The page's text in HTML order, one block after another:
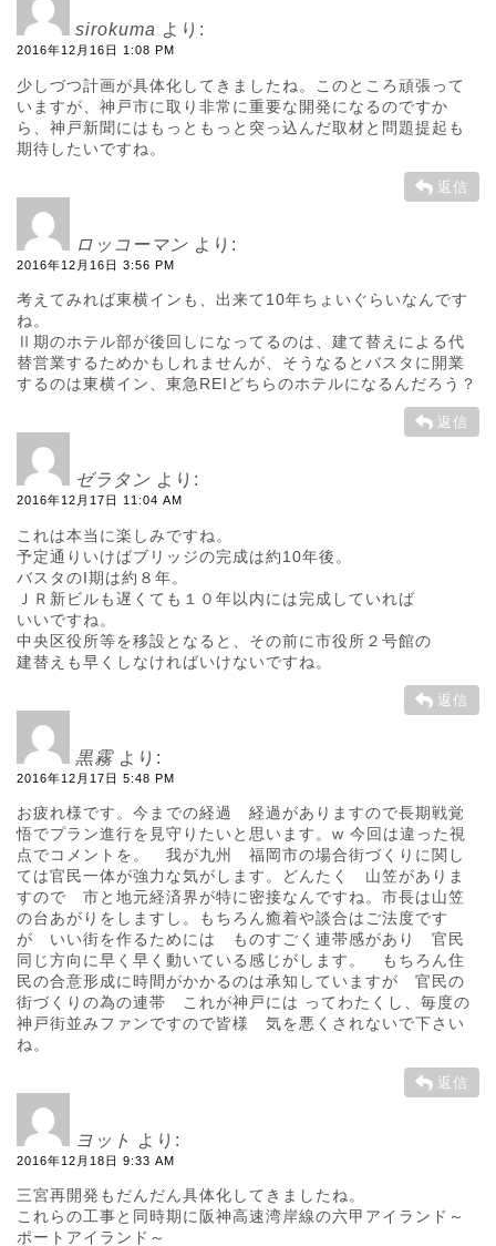
sirokuma より:
2016年12月16日 1:08 PM
少しづつ計画が具体化してきましたね。このところ頑張って
いますが、神戸市に取り非常に重要な開発になるのですか
ら、神戸新聞にはもっともっと突っ込んだ取材と問題提起も
期待したいですね。
返信
ロッコーマン より:
2016年12月16日 3:56 PM
考えてみれば東横インも、出来て10年ちょいぐらいなんです
ね。
Ⅱ期のホテル部が後回しになってるのは、建て替えによる代
替営業するためかもしれませんが、そうなるとバスタに開業
するのは東横イン、東急REIどちらのホテルになるんだろう？
返信
ゼラタン より:
2016年12月17日 11:04 AM
これは本当に楽しみですね。
予定通りいけばブリッジの完成は約10年後。
バスタのI期は約８年。
ＪＲ新ビルも遅くても１０年以内には完成していれば
いいですね。
中央区役所等を移設となると、その前に市役所２号館の
建替えも早くしなければいけないですね。
返信
黒霧 より:
2016年12月17日 5:48 PM
お疲れ様です。今までの経過 経過がありますので長期戦覚
悟でプラン進行を見守りたいと思います。w 今回は違った視
点でコメントを。 我が九州 福岡市の場合街づくりに関し
ては官民一体が強力な気がします。どんたく 山笠がありま
すので 市と地元経済界が特に密接なんですね。市長は山笠
の台あがりをしますし。もちろん癒着や談合はご法度です
が いい街を作るためには ものすごく連帯感があり 官民
同じ方向に早く早く動いている感じがします。 もちろん住
民の合意形成に時間がかかるのは承知していますが 官民の
街づくりの為の連帯 これが神戸には ってわたくし、毎度の
神戸街並みファンですので皆様 気を悪くされないで下さい
ね。
返信
ヨット より:
2016年12月18日 9:33 AM
三宮再開発もだんだん具体化してきましたね。
これらの工事と同時期に阪神高速湾岸線の六甲アイランド～
ポートアイランド～